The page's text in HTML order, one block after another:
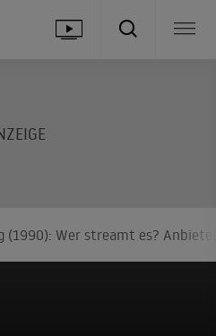
(1990): Wer streamt es?